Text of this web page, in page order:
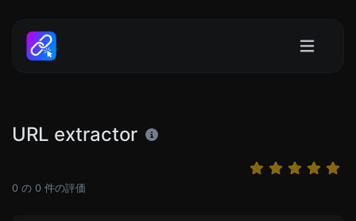
URL extractor
0 の 0 件の評価